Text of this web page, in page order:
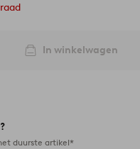
In winkelwagen
duurste artikel*